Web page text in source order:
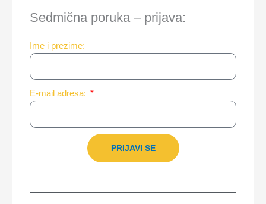
Sedmična poruka – prijava:
Ime i prezime:
E-mail adresa:
PRIJAVI SE